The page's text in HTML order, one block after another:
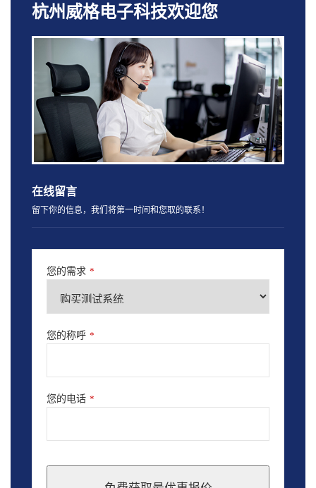
杭州威格电子科技欢迎您
在线留言
留下你的信息，我们将第一时间和您取的联系！
您的需求 *
您的称呼 *
您的电话 *